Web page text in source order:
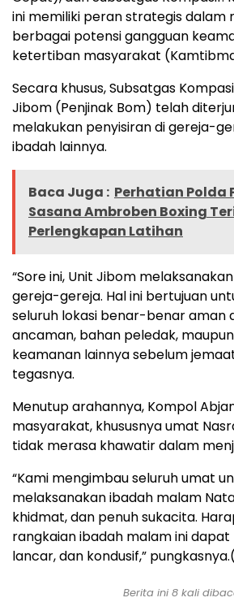
ini memiliki peran strategis dalam
berbagai potensi gangguan
ketertiban masyarakat
Secara khusus, Subsatgas
Jibom (Penjinak Bom) telah
melakukan penyisiran di gereja-
ibadah lainnya.
Baca Juga : Perhatian Polda
Sasana Ambroben Boxing
Perlengkapan Latihan
“Sore ini, Unit Jibom
gereja-gereja. Hal ini bertujuan
seluruh lokasi benar-benar aman
ancaman, bahan peledak,
keamanan lainnya sebelum
tegasnya.
Menutup arahannya, Kompol
masyarakat, khususnya umat
tidak merasa khawatir dalam
“Kami mengimbau seluruh umat
melaksanakan ibadah malam
khidmat, dan penuh sukacita.
rangkaian ibadah malam ini
lancar, dan kondusif,”
Berita ini 8 kali